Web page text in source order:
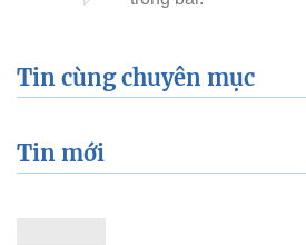
Tin cùng chuyên mục
Tin mới